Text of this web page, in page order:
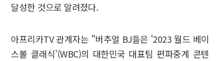
달성한 것으로 알려졌다.
아프리카TV 관계자는 "버추얼 BJ들은 '2023 월드 베이
스볼 클래식'(WBC)의 대한민국 대표팀 편파중계 콘텐